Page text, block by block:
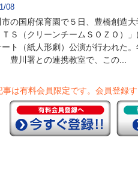
08
の国府保育園で５日、豊橋創造
ＴＳ（クリーンチームＳＯＺＯ）
ート（紙人形劇）公演が行われた
豊川署との連携教室で、この...
事は有料会員限定です。 会員登録